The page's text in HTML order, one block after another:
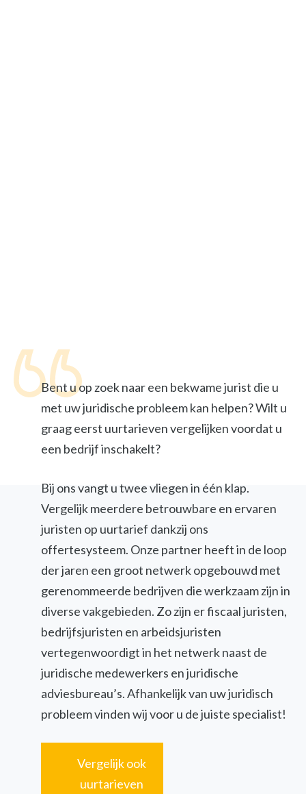
Bent u op zoek naar een bekwame jurist die u
met uw juridische probleem kan helpen? Wilt u
graag eerst uurtarieven vergelijken voordat u
een bedrijf inschakelt?
Bij ons vangt u twee vliegen in één klap.
Vergelijk meerdere betrouwbare en ervaren
juristen op uurtarief dankzij ons
offertesysteem. Onze partner heeft in de loop
der jaren een groot netwerk opgebouwd met
gerenommeerde bedrijven die werkzaam zijn in
diverse vakgebieden. Zo zijn er fiscaal juristen,
bedrijfsjuristen en arbeidsjuristen
vertegenwoordigt in het netwerk naast de
juridische medewerkers en juridische
adviesbureau’s. Afhankelijk van uw juridisch
probleem vinden wij voor u de juiste specialist!
Vergelijk ook
uurtarieven